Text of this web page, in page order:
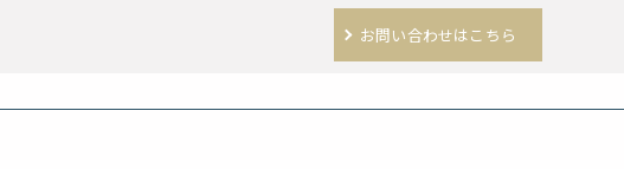
お問い合わせはこちら